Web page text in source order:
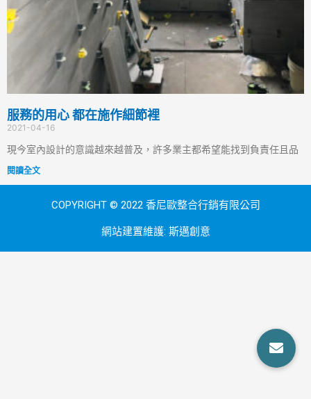
服務的用心 都在施作細節裡
2021-04-16
現今室內設計的意識越來越普及，許多業主都希望能找到負責任且品
閱讀全文
COPYRIGHT © 2022 香尼歐整合行銷有限公司
網站建置維護: 斯邁創意